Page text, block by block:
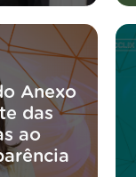
Anexo
das
ao